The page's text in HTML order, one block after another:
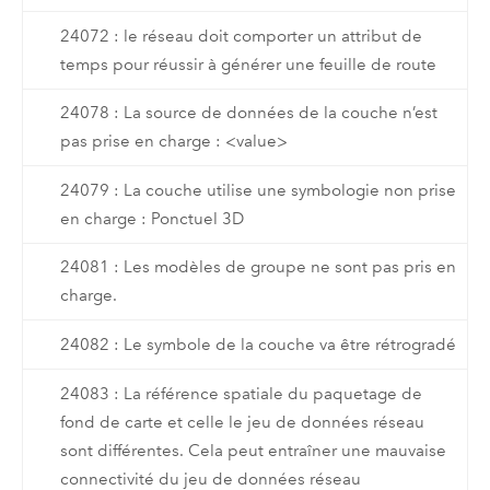
24072 : le réseau doit comporter un attribut de
temps pour réussir à générer une feuille de route
24078 : La source de données de la couche n’est
pas prise en charge : <value>
24079 : La couche utilise une symbologie non prise
en charge : Ponctuel 3D
24081 : Les modèles de groupe ne sont pas pris en
charge.
24082 : Le symbole de la couche va être rétrogradé
24083 : La référence spatiale du paquetage de
fond de carte et celle le jeu de données réseau
sont différentes. Cela peut entraîner une mauvaise
connectivité du jeu de données réseau